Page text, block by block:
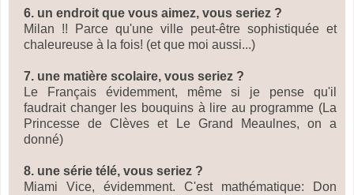
6. un endroit que vous aimez, vous seriez ?
Milan !! Parce qu'une ville peut-être sophistiquée et
chaleureuse à la fois! (et que moi aussi...)
7. une matière scolaire, vous seriez ?
Le Français évidemment, même si je pense qu'il
faudrait changer les bouquins à lire au programme (La
Princesse de Clèves et Le Grand Meaulnes, on a
donné)
8. une série télé, vous seriez ?
Miami Vice, évidemment. C'est mathématique: Don